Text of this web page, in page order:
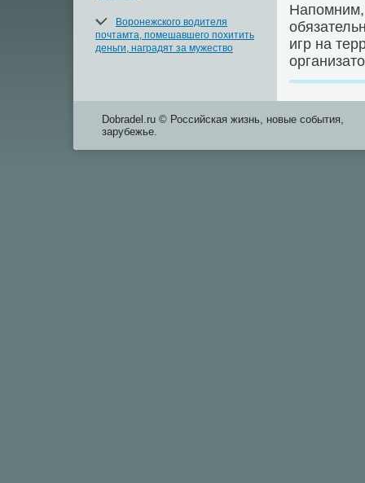
Воронежского водителя
почтамта, помешавшего похитить
деньги, наградят за мужество
Напомним,
игр на
Dobradel.ru © Российская жизнь, новые события,
зарубежье.